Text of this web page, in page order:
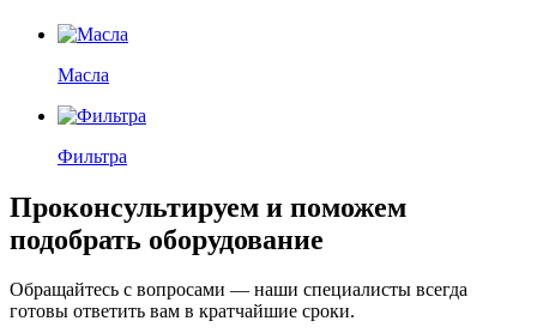
Масла
Фильтра
Проконсультируем и поможем
подобрать оборудование
Обращайтесь с вопросами — наши специалисты всегда
готовы ответить вам в кратчайшие сроки.